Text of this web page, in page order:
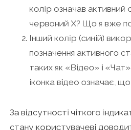
колір означав активний
червоний Х? Що я вже
Інший колір (синій)
позначення активного
таких як «Відео» і
іконка відео означає,
За відсутності чіткого
стану користувачеві